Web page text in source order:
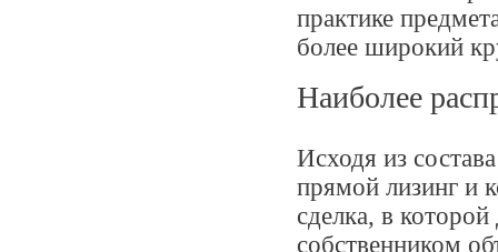
практике
более широкий
Наиболее
Исходя из
прямой лизинг и
сделка, в
собственником